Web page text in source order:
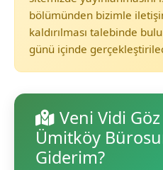
bölümünden bizimle
kaldırılması talebinde
günü içinde
Veni Vidi
Ümitköy
Giderim?